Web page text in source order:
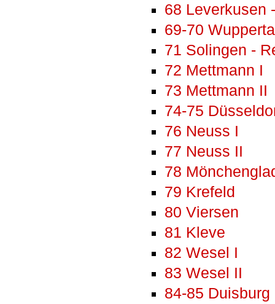
68 Leverkusen
69-70
71 Solingen -
72 Mettmann I
73 Mettmann II
74-75
76 Neuss I
77 Neuss II
78
79 Krefeld
80 Viersen
81 Kleve
82 Wesel I
83 Wesel II
84-85 Duisburg